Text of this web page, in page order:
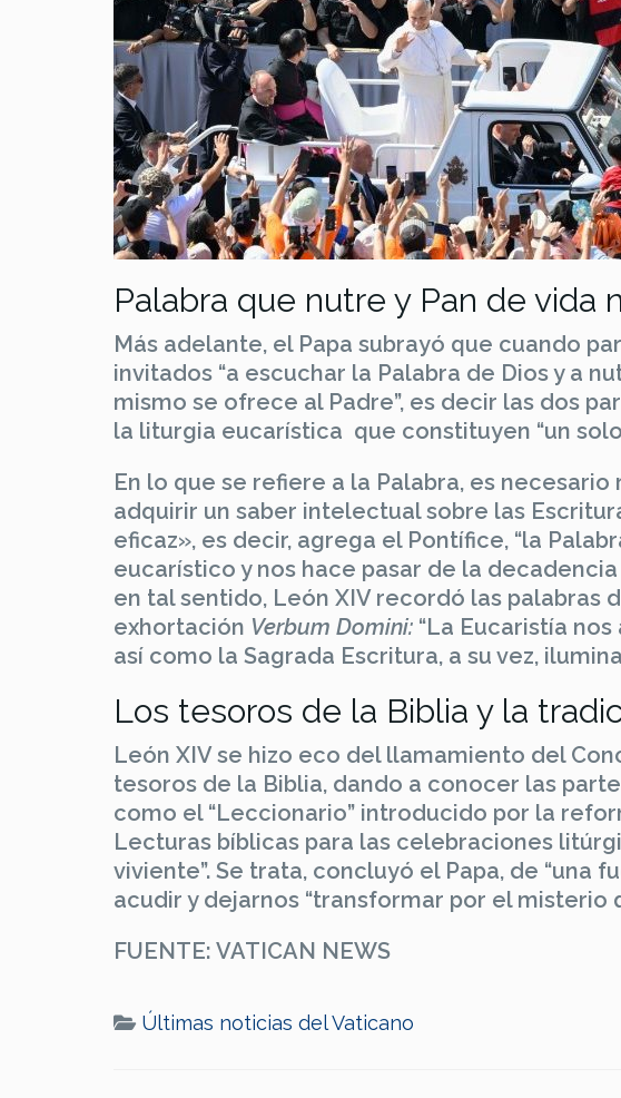
Palabra que nutre y Pan de vida
Más adelante, el Papa subrayó que cuando
invitados “a escuchar la Palabra de Dios y a
mismo se ofrece al Padre”, es decir las dos
la liturgia eucarística que constituyen “un
En lo que se refiere a la Palabra, es
adquirir un saber intelectual sobre las
eficaz», es decir, agrega el Pontífice, “la
eucarístico y nos hace pasar de la
en tal sentido, León XIV recordó las palabras
exhortación Verbum Domini: “La Eucaristía
así como la Sagrada Escritura, a su vez,
Los tesoros de la Biblia y la
León XIV se hizo eco del llamamiento del
tesoros de la Biblia, dando a conocer las
como el “Leccionario” introducido por la
Lecturas bíblicas para las celebraciones
viviente”. Se trata, concluyó el Papa, de “una
acudir y dejarnos “transformar por el misterio
FUENTE: VATICAN NEWS
Últimas noticias del Vaticano